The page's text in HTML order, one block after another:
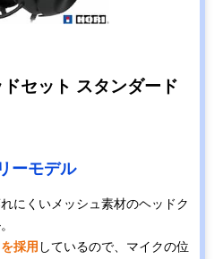
セット スタンダード
ーモデル
にくいメッシュ素材のヘッドク
採用 しているので、マイクの位